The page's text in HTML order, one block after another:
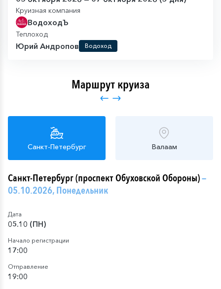
Круизная компания
ВодоходЪ
Теплоход
Юрий Андропов Водоход
Маршрут круиза
Санкт-Петербург Валаам
Санкт-Петербург (проспект Обуховской Обороны)—
05.10.2026, Понедельник
Дата
05.10 (ПН)
Начало регистрации
17:00
Отправление
19:00